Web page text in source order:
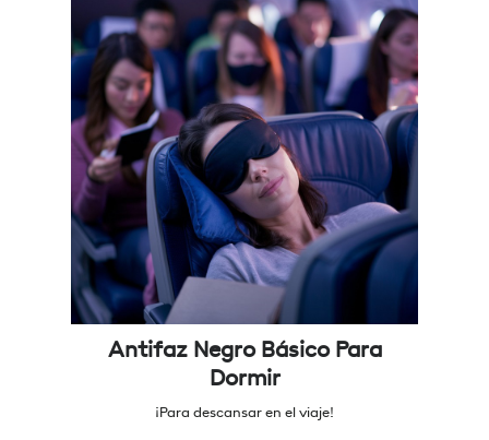
Antifaz Negro Básico Para
Dormir
¡Para descansar en el viaje!